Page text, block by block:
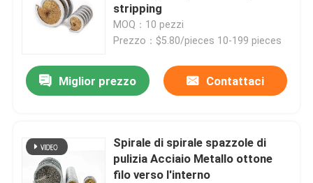
stripping
MOQ：10 pezzi
Prezzo：$5.80/pieces 10-199 pieces
Miglior prezzo Contattaci
Spirale di spirale spazzole di
pulizia Acciaio Metallo ottone
filo verso l'interno